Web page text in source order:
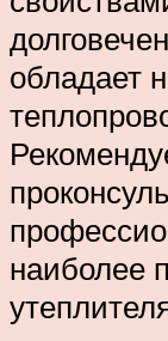
обладает
наиболее